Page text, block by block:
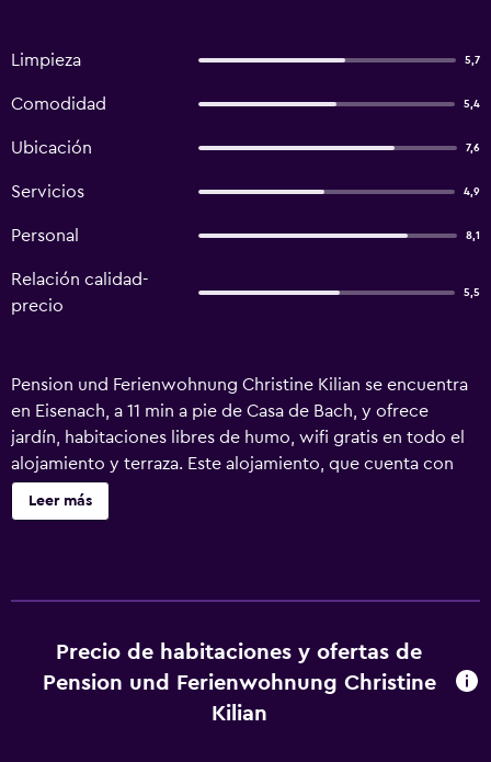
Limpieza 5,7
Comodidad 5,4
Ubicación 7,6
Servicios 4,9
Personal 8,1
Relación calidad-
precio
5,5
Pension und Ferienwohnung Christine Kilian se encuentra
en Eisenach, a 11 min a pie de Casa de Bach, y ofrece
jardín, habitaciones libres de humo, wifi gratis en todo el
alojamiento y terraza. Este alojamiento, que cuenta con
servicio de habitaciones, también ofrece barbacoa. El
hostal o pensión dispone de habitaciones familiares.
aeropuerto (Aeropuerto de Erfurt-Weimar) está a 68 km.
Leer más
Precio de habitaciones y ofertas de
Pension und Ferienwohnung Christine
Kilian